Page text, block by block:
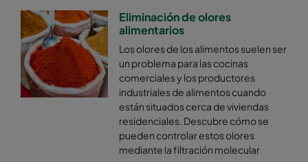
Eliminación de olores
alimentarios
Los olores de los alimentos suelen ser
un problema para las cocinas
comerciales y los productores
industriales de alimentos cuando
están situados cerca de viviendas
residenciales. Descubre cómo se
pueden controlar estos olores
mediante la filtración molecular